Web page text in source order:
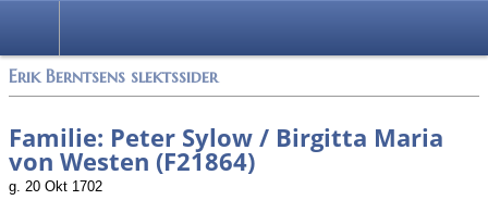
Erik Berntsens slektssider
Familie: Peter Sylow / Birgitta Maria
von Westen (F21864)
g. 20 Okt 1702